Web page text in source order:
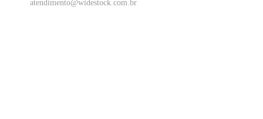
atendimento@widestock.com.br